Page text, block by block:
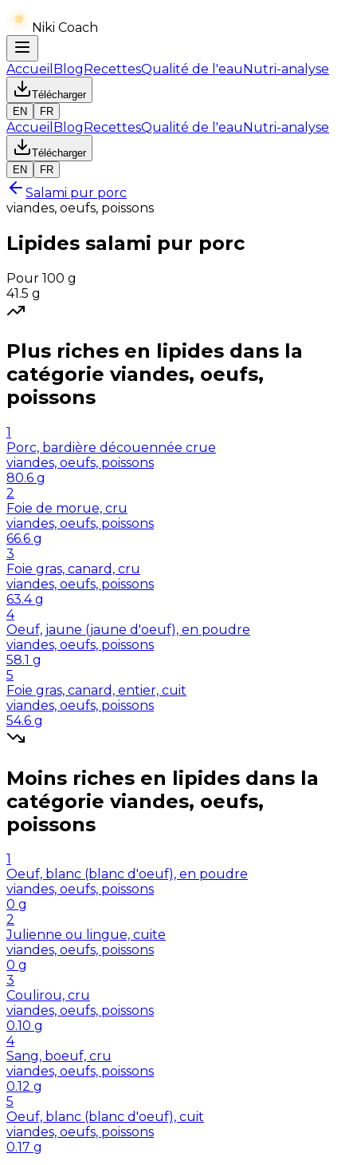
Niki Coach
Accueil BlogRecettesQualité de l'eauNutri-analyse
Télécharger
EN
FR
Accueil BlogRecettesQualité de l'eauNutri-analyse
Télécharger
EN
FR
Salami pur porc
viandes, oeufs, poissons
Lipides salami pur porc
Pour 100 g
41.5 g
Plus riches en lipides dans la
catégorie viandes, oeufs,
poissons
1
Porc, bardière découennée crue
viandes, oeufs, poissons
80.6 g
2
Foie de morue, cru
viandes, oeufs, poissons
66.6 g
3
Foie gras, canard, cru
viandes, oeufs, poissons
63.4 g
4
Oeuf, jaune (jaune d'oeuf), en poudre
viandes, oeufs, poissons
58.1 g
5
Foie gras, canard, entier, cuit
viandes, oeufs, poissons
54.6 g
Moins riches en lipides dans la
catégorie viandes, oeufs,
poissons
1
Oeuf, blanc (blanc d'oeuf), en poudre
viandes, oeufs, poissons
0 g
2
Julienne ou lingue, cuite
viandes, oeufs, poissons
0 g
3
Coulirou, cru
viandes, oeufs, poissons
0.10 g
4
Sang, boeuf, cru
viandes, oeufs, poissons
0.12 g
5
Oeuf, blanc (blanc d'oeuf), cuit
viandes, oeufs, poissons
0.17 g